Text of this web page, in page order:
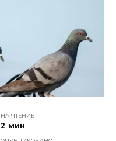
НА ЧТЕНИЕ
2 мин